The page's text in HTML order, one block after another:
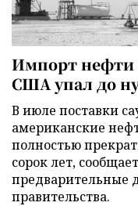
Импорт нефти
США упал до
В июле поставки
американские
полностью
сорок лет,
предварительные
правительства.